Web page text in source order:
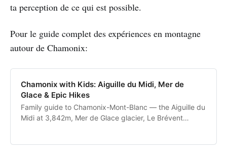
ta perception de ce qui est possible.
Pour le guide complet des expériences en montagne
autour de Chamonix:
Chamonix with Kids: Aiguille du Midi, Mer de
Glace & Epic Hikes
Family guide to Chamonix-Mont-Blanc — the Aiguille du
Midi at 3,842m, Mer de Glace glacier, Le Brévent